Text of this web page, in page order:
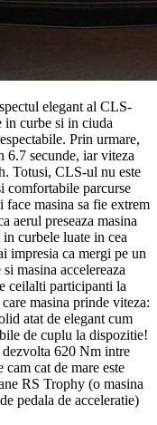
elegant al CLS-
in curbe si in ciuda
Prin urmare,
6.7 secunde, iar viteza
Totusi, CLS-ul nu este
comfortabile parcurse
masina sa fie extrem
aerul preseaza masina
curbele luate in cea
impresia ca mergi pe un
masina accelereaza
ceilalti participanti la
masina prinde viteza:
atat de elegant cum
de cuplu la dispozitie!
620 Nm intre
cat de mare este
RS Trophy (o masina
pedala de acceleratie)